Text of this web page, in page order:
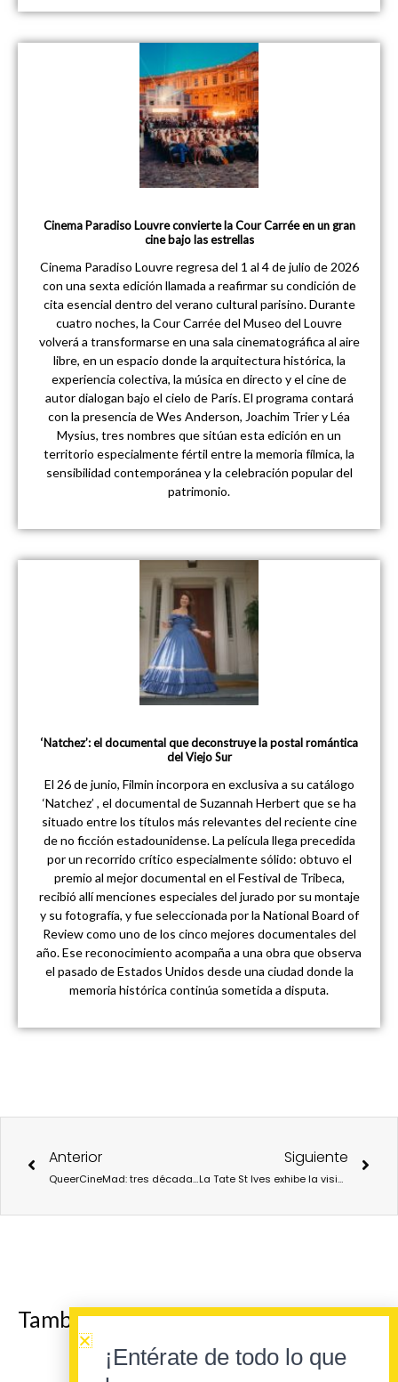
Cinema Paradiso Louvre convierte la Cour Carrée en un gran
cine bajo las estrellas
Cinema Paradiso Louvre regresa del 1 al 4 de julio de 2026
con una sexta edición llamada a reafirmar su condición de
cita esencial dentro del verano cultural parisino. Durante
cuatro noches, la Cour Carrée del Museo del Louvre
volverá a transformarse en una sala cinematográfica al aire
libre, en un espacio donde la arquitectura histórica, la
experiencia colectiva, la música en directo y el cine de
autor dialogan bajo el cielo de París. El programa contará
con la presencia de Wes Anderson, Joachim Trier y Léa
Mysius, tres nombres que sitúan esta edición en un
territorio especialmente fértil entre la memoria fílmica, la
sensibilidad contemporánea y la celebración popular del
patrimonio.
‘Natchez’: el documental que deconstruye la postal romántica
del Viejo Sur
El 26 de junio, Filmin incorpora en exclusiva a su catálogo
‘Natchez’ , el documental de Suzannah Herbert que se ha
situado entre los títulos más relevantes del reciente cine
de no ficción estadounidense. La película llega precedida
por un recorrido crítico especialmente sólido: obtuvo el
premio al mejor documental en el Festival de Tribeca,
recibió allí menciones especiales del jurado por su montaje
y su fotografía, y fue seleccionada por la National Board of
Review como uno de los cinco mejores documentales del
año. Ese reconocimiento acompaña a una obra que observa
el pasado de Estados Unidos desde una ciudad donde la
memoria histórica continúa sometida a disputa.
Anterior
QueerCineMad: tres décadas de cine, lucha y celebración de lo diverso
Siguiente
La Tate St Ives exhibe la visión posthumana de Emilija Škarnulytė en una exposición que une arte, ciencia y mitología
También te puede interesar
¡Entérate de todo lo que